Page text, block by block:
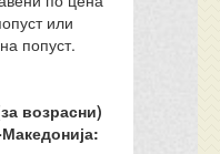
или
попуст.
возрасни)
: